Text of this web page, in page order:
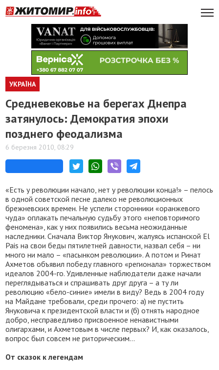
УКРАЇНА
Средневековье на берегах Днепра
затянулось: Демократия эпохи
позднего феодализма
6 березня 2010, 08:29
«Есть у революции начало, нет у революции конца!» – пелось
в одной советской песне далеко не революционных
брежневских времен. Не успели сторонники «оранжевого
чуда» оплакать печальную судьбу этого «неповторимого
феномена», как у них появились весьма неожиданные
наследники. Сначала Виктор Янукович, жалуясь испанской El
Pais на свои беды пятилетней давности, назвал себя – ни
много ни мало – «пасынком революции». А потом и Ринат
Ахметов объявил победу главного «регионала» торжеством
идеалов 2004-го. Удивленные наблюдатели даже начали
переглядываться и спрашивать друг друга – а ту ли
революцию «бело-синие» имели в виду? Ведь в 2004 году
на Майдане требовали, среди прочего: а) не пустить
Януковича к президентской власти и (б) отнять народное
добро, несправедливо присвоенное ненавистными
олигархами, и Ахметовым в числе первых? И, как оказалось,
вопрос был совсем не риторическим…
От сказок к легендам